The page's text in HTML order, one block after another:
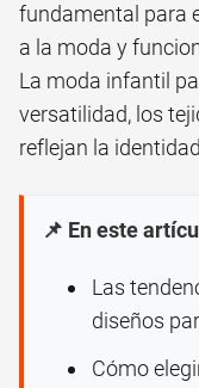
fundamental para
a la moda y
La moda infantil
versatilidad, los
reflejan la
📌 En este
Las
diseños
Cómo